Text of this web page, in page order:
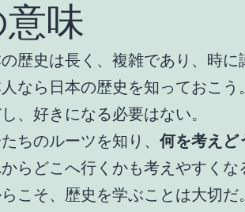
意味
の歴史は長く、複雑であり、時に
なら日本の歴史を知っておこう。
、好きになる必要はない。
ちのルーツを知り、 何を考えど
らどこへ行くかも考えやすくな
こそ、歴史を学ぶことは大切だ。